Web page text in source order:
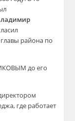
района по
до его
где работает